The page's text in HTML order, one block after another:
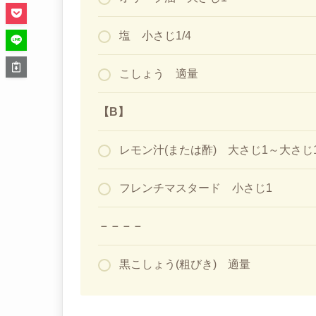
塩 小さじ1/4
こしょう 適量
【B】
レモン汁(または酢) 大さじ1～大さじ
フレンチマスタード 小さじ1
－－－－
黒こしょう(粗びき) 適量